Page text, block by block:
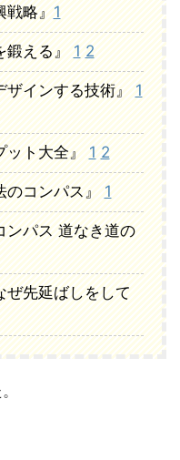
略』1
える』1 2
インする技術』1
ト大全』1 2
コンパス』1
ス 道なき道の
延ばしをして